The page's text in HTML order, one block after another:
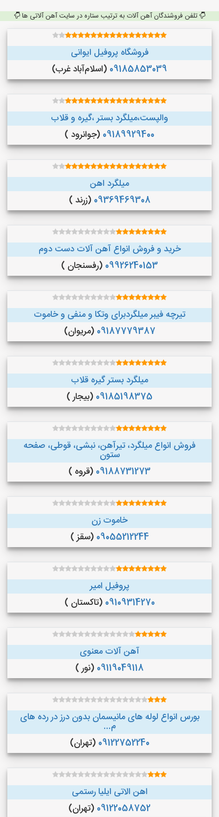
تلفن فروشندگان آهن آلات به ترتیب ستاره در سایت آهن آلاتی ها
فروشگاه پروفیل ایوانی
09185853039 (اسلام‌آباد غرب)
والپست،میلگرد بستر ،گیره و قلاب
09189929400 (جوانرود )
میلگرد اهن
09369469308 (زرند )
خرید و فروش انواع آهن آلات دست دوم
09926240153 (رفسنجان )
تیرچه فیبر میلگردبرای وتکا و منفی و خاموت
09187779387 (مریوان)
میلگرد بستر گیره قلاب
09185198375 (بیجار )
فروش انواع میلگرد، تیرآهن، نبشی، قوطی، صفحه
ستون
09188731273 (قروه )
خاموت زن
09055212244 (سقز )
پروفیل امیر
09109314270 (تاکستان )
آهن آلات معنوی
09119049118 (نور )
بورس انواع لوله های مانیسمان بدون درز در رده های
م...
09122752240 (تهران)
اهن الاتی ایلیا رستمی
09122058752 (تهران)